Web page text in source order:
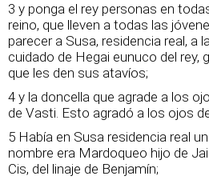
3 y ponga el rey personas en
reino, que lleven a todas las
parecer a Susa, residencia real, a
cuidado de Hegai eunuco del rey,
que les den sus atavíos;
4 y la doncella que agrade a los
de Vasti. Esto agradó a los ojos
5 Había en Susa residencia real
nombre era Mardoqueo hijo de
Cis, del linaje de Benjamín;